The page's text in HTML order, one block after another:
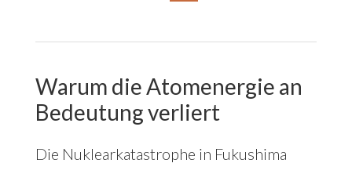
Warum die Atomenergie an
Bedeutung verliert
Die Nuklearkatastrophe in Fukushima